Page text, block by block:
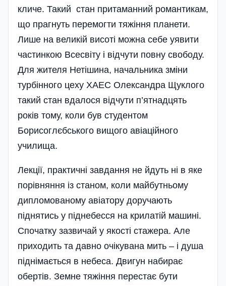
кличе. Такий стан притаманний романтикам,
що прагнуть перемогти тяжіння планети.
Лише на великій висоті можна себе уявити
частинкою Всесвіту і відчути повну свободу.
Для жителя Нетішина, начальника зміни
турбінного цеху ХАЕС Олександра Щуклого
такий стан вдалося відчути п’ятнадцять
років тому, коли був студентом
Борисоглєбського вищого авіаційного
училища.
Лекції, практичні завдання не йдуть ні в яке
порівняння із станом, коли майбутньому
дипломованому авіатору доручають
піднятись у піднебесся на крилатій машині.
Спочатку за­звичай у якості стажера. Але
приходить та давно очікувана мить – і душа
піднімається в небеса. Двигун набирає
обертів. Земне тяжіння перестає бути